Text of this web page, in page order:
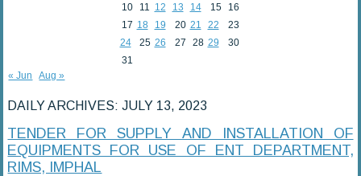
10
11 12 13 14 15
16
17 18 19 20 21 22
23
24
25 26 27 28 29
30
31
« Jun
Aug »
DAILY ARCHIVES:JULY 13, 2023
TENDER FOR SUPPLY AND INSTALLATION OF
EQUIPMENTS FOR USE OF ENT DEPARTMENT,
RIMS, IMPHAL